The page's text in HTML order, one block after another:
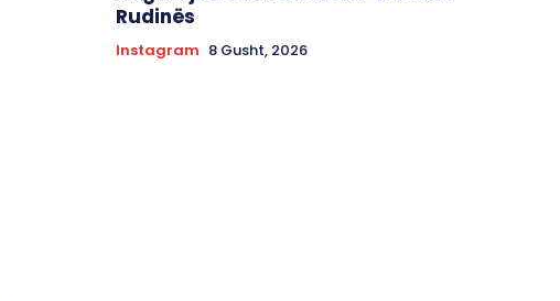
Rudinës
Instagram 8 Gusht, 2026